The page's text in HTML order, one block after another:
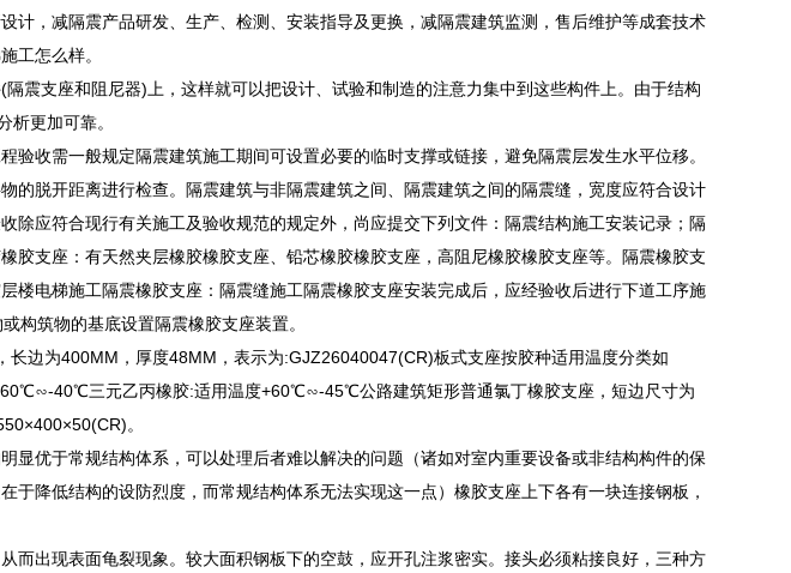
计，减隔震产品研发、生产、检测、安装指导及更换，减隔震建筑监测，售后维护等成套技术
工怎么样。
震支座和阻尼器)上，这样就可以把设计、试验和制造的注意力集中到这些构件上。由于结构
更加可靠。
验收需一般规定隔震建筑施工期间可设置必要的临时支撑或链接，避免隔震层发生水平位移。
的脱开距离进行检查。隔震建筑与非隔震建筑之间、隔震建筑之间的隔震缝，宽度应符合设计
除应符合现行有关施工及验收规范的规定外，尚应提交下列文件：隔震结构施工安装记录；隔
胶支座：有天然夹层橡胶橡胶支座、铅芯橡胶橡胶支座，高阻尼橡胶橡胶支座等。隔震橡胶支
楼电梯施工隔震橡胶支座：隔震缝施工隔震橡胶支座安装完成后，应经验收后进行下道工序施
构筑物的基底设置隔震橡胶支座装置。
边为400MM，厚度48MM，表示为:GJZ26040047(CR)板式支座按胶种适用温度分类如
40℃三元乙丙橡胶:适用温度+60℃∽-45℃公路建筑矩形普通氯丁橡胶支座，短边尺寸为
。
显优于常规结构体系，可以处理后者难以解决的问题（诸如对室内重要设备或非结构构件的保
于降低结构的设防烈度，而常规结构体系无法实现这一点）橡胶支座上下各有一块连接钢板，
而出现表面龟裂现象。较大面积钢板下的空鼓，应开孔注浆密实。接头必须粘接良好，三种方